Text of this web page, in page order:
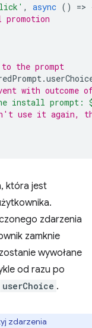
, async () =>
the prompt
.
with outcome
install prompt:
use it again,
która jest
zdarzenia
zamknie
wywołane
od razu po
userChoice .
zdarzenia